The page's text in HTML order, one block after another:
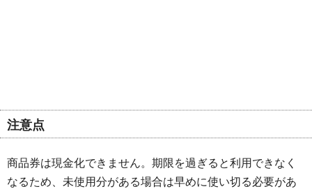
注意点
商品券は現金化できません。期限を過ぎると利用できなく
なるため、未使用分がある場合は早めに使い切る必要があ